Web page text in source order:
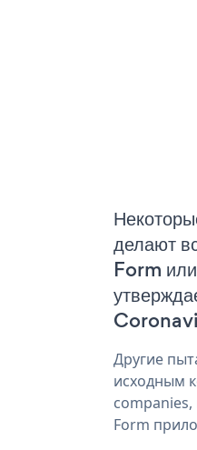
делают
Form
Другие
исходным
Form